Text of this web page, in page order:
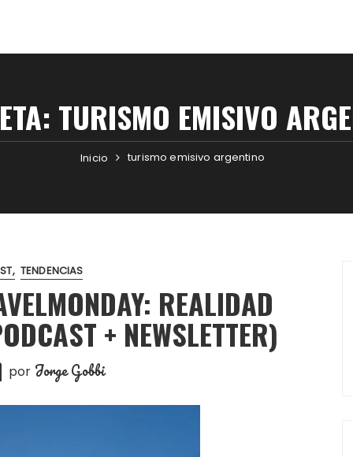
TURISMO EMISIVO
Inicio turismo emisivo argentino
TENDENCIAS
REALIDAD
+ NEWSLETTER)
por Jorge Gobbi